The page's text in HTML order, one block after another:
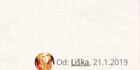
Od: Liška,21.1.2019